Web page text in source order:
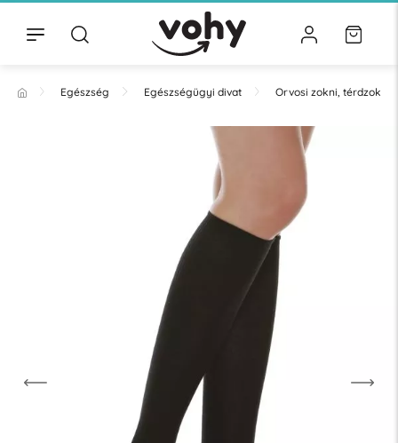
Egészség Egészségügyi divat Orvosi zokni, térdzokni